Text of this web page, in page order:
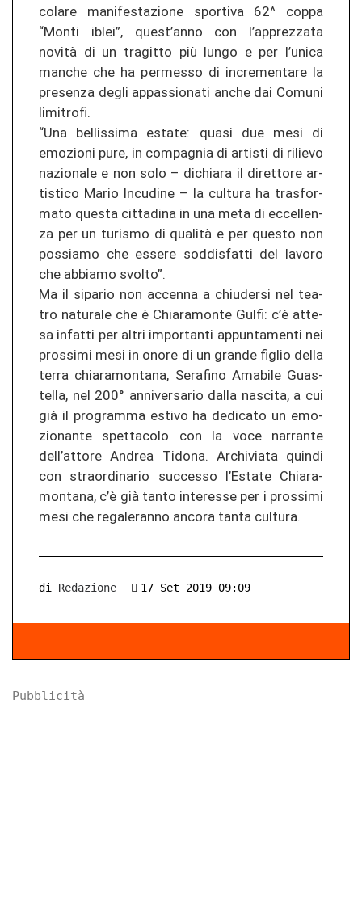
co­la­re ma­ni­fes­ta­zio­ne spor­ti­va 62^ coppa
“Monti iblei”, quest’anno con l’ap­pre­z­za­ta
novità di un tra­git­to più lungo e per l’unica
man­che che ha perm­es­so di in­cre­men­ta­re la
pre­sen­za degli ap­pas­sio­na­ti anche dai Co­mu­ni
li­mi­tro­fi.
“Una bel­lis­si­ma es­ta­te: quasi due mesi di
emo­zio­ni pure, in com­pag­nia di ar­tis­ti di ri­lie­vo
na­zio­na­le e non solo – di­chia­ra il di­ret­to­re ar­
tis­ti­co Mario In­cu­di­ne – la cul­tu­ra ha tras­for­
ma­to ques­ta cit­ta­di­na in una meta di ec­cel­len­
za per un tu­ris­mo di qualità e per ques­to non
pos­sia­mo che es­se­re sod­dis­fat­ti del la­vo­ro
che ab­bia­mo svol­to”.
Ma il si­pa­rio non ac­cen­na a chiu­der­si nel tea­
tro na­tu­ra­le che è Chia­ra­mon­te Gulfi: c’è at­te­
sa in­fat­ti per altri im­por­tan­ti ap­pun­ta­men­ti nei
pros­si­mi mesi in onore di un gran­de figlio della
terra chia­ra­mon­ta­na, Se­ra­fi­no Ama­bi­le Guas­
tel­la, nel 200° an­ni­ver­sa­rio dalla nas­ci­ta, a cui
già il pro­gram­ma es­ti­vo ha de­di­ca­to un emo­
zio­nan­te spet­ta­co­lo con la voce nar­ran­te
dell’at­to­re An­drea Ti­do­na. Ar­chi­via­ta quin­di
con stra­or­di­na­rio suc­ces­so l’Es­ta­te Chia­ra­
mon­ta­na, c’è già tanto in­ter­es­se per i pros­si­mi
mesi che re­ga­le­ran­no an­co­ra tanta cul­tu­ra.
di Redazione 17 Set 2019 09:09
Pubblicità